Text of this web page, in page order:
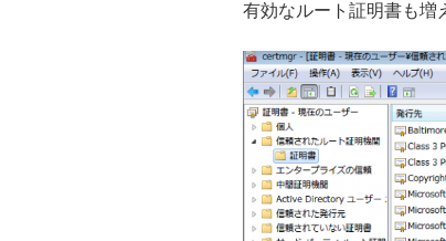
有効なルート証明書も増